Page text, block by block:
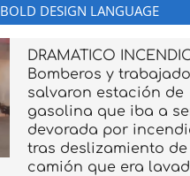
BOLD DESIGN LANGUAGE
DRAMATICO
Bomberos y
salvaron estación de
gasolina que iba a
devorada por
tras deslizamiento de
camión que era